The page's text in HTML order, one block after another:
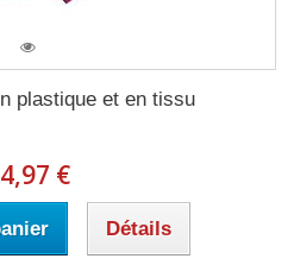
plastique et en tissu
€
Détails